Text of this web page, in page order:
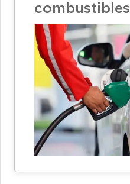
combustibles